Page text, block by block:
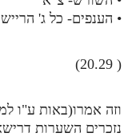
• הענפים- כל ג'
( 20.29)
וזה אמרו(באות ע"ו
נזכרים השערות